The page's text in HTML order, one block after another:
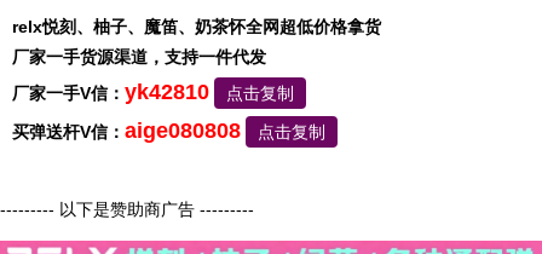
relx悦刻、柚子、魔笛、奶茶怀全网超低价格拿货
厂家一手货源渠道，支持一件代发
厂家一手V信： yk42810
点击复制
买弹送杆V信： aige080808 点击复制
--------- 以下是赞助商广告 ---------